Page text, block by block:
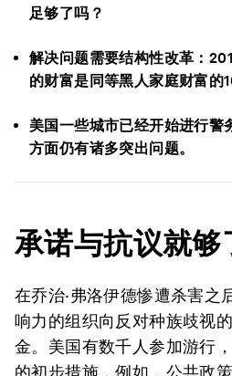
足够了吗？
解决问题需要结构性改革：
的财富是同等黑人家庭财富的
美国一些城市已经开始进行警
方面仍有诸多突出问题。
承诺与抗议就够
在乔治·弗洛伊德惨遭杀害之
响力的组织向反对种族歧视
金。美国有数千人参加游行
的初步措施，例如，公共政